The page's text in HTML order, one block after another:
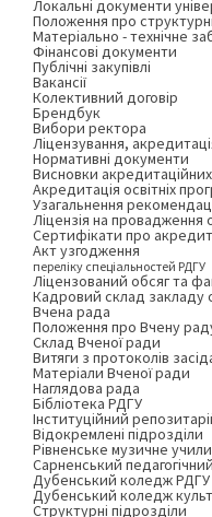
Локальні документи
Положення про
Матеріально - технічне
Фінансові документи
Публічні закупівлі
Вакансії
Колективний договір
Брендбук
Вибори ректора
Ліцензування,
Нормативні документи
Висновки
Акредитація освітніх
Узагальнення
Ліцензія на провадження
Сертифікати про
Акт узгодження
переліку спеціальностей РДГУ
Ліцензований обсяг та
Кадровий склад закладу
Вчена рада
Положення про Вчену
Склад Вченої ради
Витяги з протоколів
Матеріали Вченої ради
Наглядова рада
Бібліотека РДГУ
Інституційний
Відокремлені підрозділи
Рівненське музичне
Сарненський
Дубенський коледж РДГУ
Дубенський коледж
Структурні підрозділи